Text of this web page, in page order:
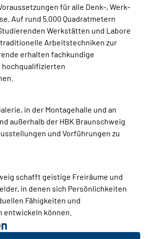
für alle Denk-, Werk-
Auf rund 5.000 Quadratmetern
Werkstätten und Labore
Arbeitstechniken zur
erhalten fachkundige
hochqualifizierten
in der Montagehalle und an
außerhalb der HBK Braunschweig
und Vorführungen zu
schafft geistige Freiräume und
in denen sich Persönlichkeiten
Fähigkeiten und
entwickeln können.